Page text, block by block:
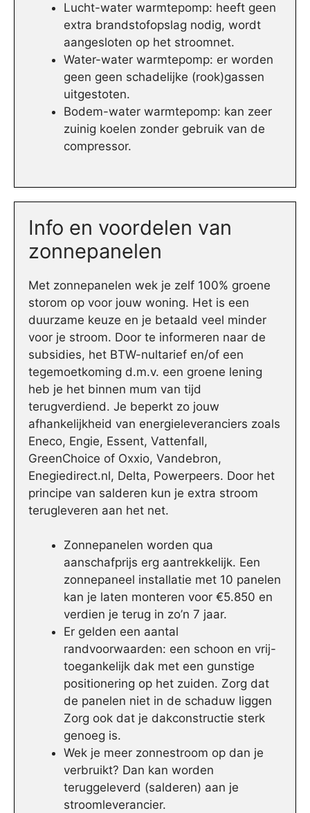
Lucht-water warmtepomp: heeft geen
extra brandstofopslag nodig, wordt
aangesloten op het stroomnet.
Water-water warmtepomp: er worden
geen geen schadelijke (rook)gassen
uitgestoten.
Bodem-water warmtepomp: kan zeer
zuinig koelen zonder gebruik van de
compressor.
Info en voordelen van
zonnepanelen
Met zonnepanelen wek je zelf 100% groene
storom op voor jouw woning. Het is een
duurzame keuze en je betaald veel minder
voor je stroom. Door te informeren naar de
subsidies, het BTW-nultarief en/of een
tegemoetkoming d.m.v. een groene lening
heb je het binnen mum van tijd
terugverdiend. Je beperkt zo jouw
afhankelijkheid van energieleveranciers zoals
Eneco, Engie, Essent, Vattenfall,
GreenChoice of Oxxio, Vandebron,
Enegiedirect.nl, Delta, Powerpeers. Door het
principe van salderen kun je extra stroom
terugleveren aan het net.
Zonnepanelen worden qua
aanschafprijs erg aantrekkelijk. Een
zonnepaneel installatie met 10 panelen
kan je laten monteren voor €5.850 en
verdien je terug in zo’n 7 jaar.
Er gelden een aantal
randvoorwaarden: een schoon en vrij-
toegankelijk dak met een gunstige
positionering op het zuiden. Zorg dat
de panelen niet in de schaduw liggen
Zorg ook dat je dakconstructie sterk
genoeg is.
Wek je meer zonnestroom op dan je
verbruikt? Dan kan worden
teruggeleverd (salderen) aan je
stroomleverancier.